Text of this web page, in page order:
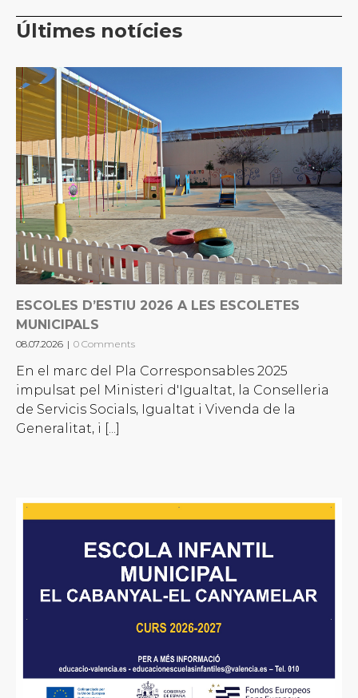
Últimes notícies
ESCOLES D’ESTIU 2026 A LES ESCOLETES
MUNICIPALS
08.07.2026 | 0 Comments
En el marc del Pla Corresponsables 2025
impulsat pel Ministeri d'Igualtat, la Conselleria
de Servicis Socials, Igualtat i Vivenda de la
Generalitat, i [...]